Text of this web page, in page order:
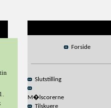
Forside
Slutstilling
M�lscorerne
Tilskuere